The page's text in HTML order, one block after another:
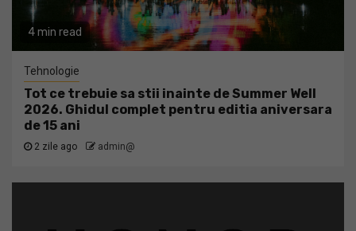
4 min read
Tehnologie
Tot ce trebuie sa stii inainte de Summer Well
2026. Ghidul complet pentru editia aniversara
de 15 ani
2 zile ago admin@